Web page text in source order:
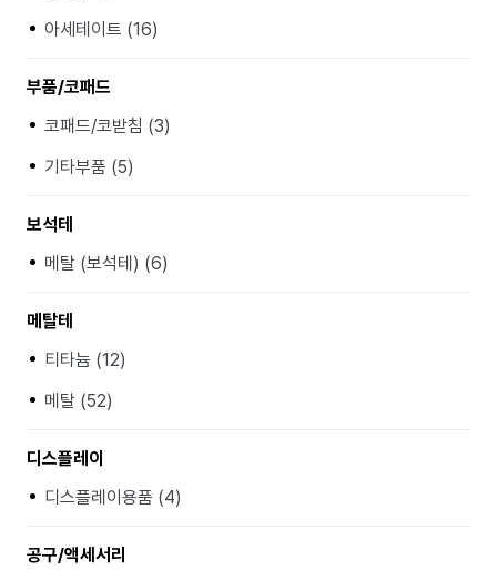
아세테이트 (16)
부품/코패드
코패드/코받침 (3)
기타부품 (5)
보석테
메탈 (보석테) (6)
메탈테
티타늄 (12)
메탈 (52)
디스플레이
디스플레이용품 (4)
공구/액세서리